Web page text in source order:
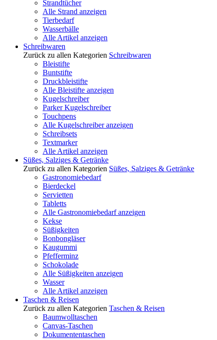
Strandtücher
Alle Strand anzeigen
Tierbedarf
Wasserbälle
Alle Artikel anzeigen
Schreibwaren
Zurück zu allen Kategorien Schreibwaren
Bleistifte
Buntstifte
Druckbleistifte
Alle Bleistifte anzeigen
Kugelschreiber
Parker Kugelschreiber
Touchpens
Alle Kugelschreiber anzeigen
Schreibsets
Textmarker
Alle Artikel anzeigen
Süßes, Salziges & Getränke
Zurück zu allen Kategorien Süßes, Salziges & Getränke
Gastronomiebedarf
Bierdeckel
Servietten
Tabletts
Alle Gastronomiebedarf anzeigen
Kekse
Süßigkeiten
Bonbongläser
Kaugummi
Pfefferminz
Schokolade
Alle Süßigkeiten anzeigen
Wasser
Alle Artikel anzeigen
Taschen & Reisen
Zurück zu allen Kategorien Taschen & Reisen
Baumwolltaschen
Canvas-Taschen
Dokumententaschen